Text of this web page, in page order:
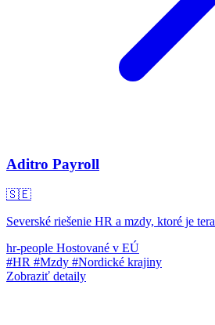
Aditro Payroll
🇸🇪
Severské riešenie HR a mzdy, ktoré je
hr-people Hostované v EÚ
#HR #Mzdy #Nordické krajiny
Zobraziť detaily